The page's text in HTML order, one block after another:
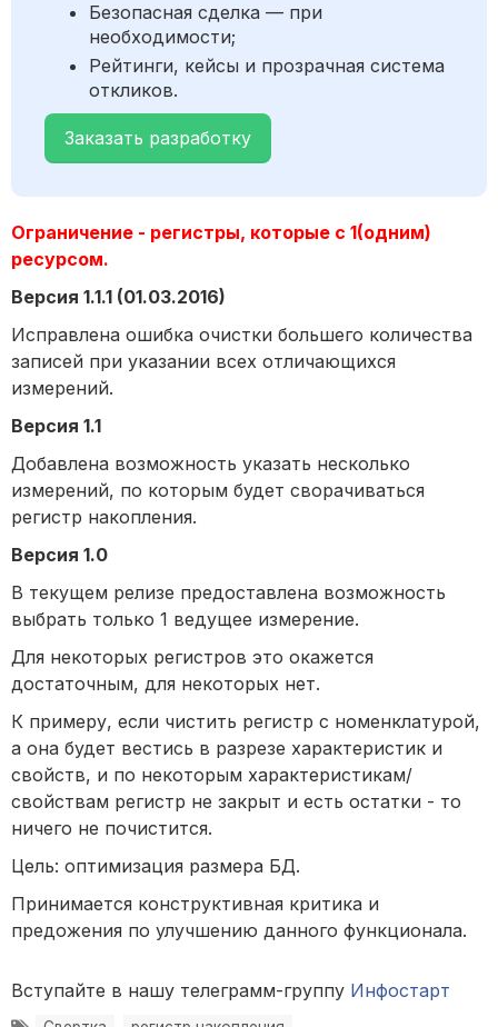
Безопасная сделка — при
необходимости;
Рейтинги, кейсы и прозрачная система
откликов.
Заказать разработку
Ограничение - регистры, которые с 1(одним)
ресурсом.
Версия 1.1.1 (01.03.2016)
Исправлена ошибка очистки большего количества
записей при указании всех отличающихся
измерений.
Версия 1.1
Добавлена возможность указать несколько
измерений, по которым будет сворачиваться
регистр накопления.
Версия 1.0
В текущем релизе предоставлена возможность
выбрать только 1 ведущее измерение.
Для некоторых регистров это окажется
достаточным, для некоторых нет.
К примеру, если чистить регистр с номенклатурой,
а она будет вестись в разрезе характеристик и
свойств, и по некоторым характеристикам/
свойствам регистр не закрыт и есть остатки - то
ничего не почистится.
Цель: оптимизация размера БД.
Принимается конструктивная критика и
предожения по улучшению данного функционала.
Вступайте в нашу телеграмм-группу Инфостарт